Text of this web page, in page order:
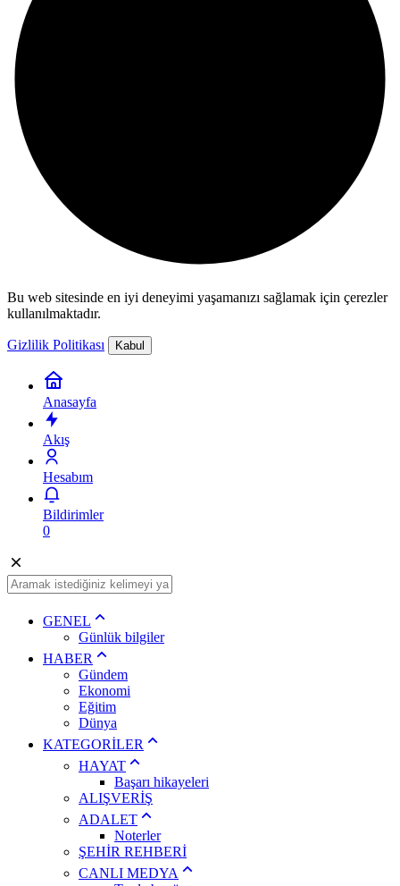
Bu web sitesinde en iyi deneyimi yaşamanızı sağlamak için çerezler
kullanılmaktadır.
Gizlilik Politikası Kabul
Anasayfa
Akış
Hesabım
Bildirimler
0
GENEL
Günlük bilgiler
HABER
Gündem
Ekonomi
Eğitim
Dünya
KATEGORİLER
HAYAT
Başarı hikayeleri
ALIŞVERİŞ
ADALET
Noterler
ŞEHİR REHBERİ
CANLI MEDYA